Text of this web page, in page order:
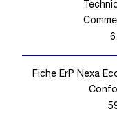
6
Fiche ErP Nexa